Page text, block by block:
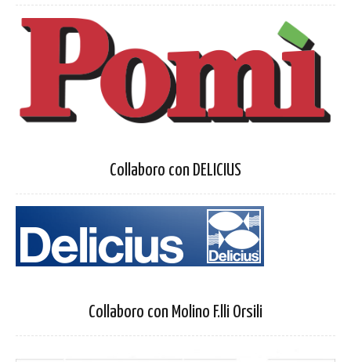
Collaboro con DELICIUS
Collaboro con Molino F.lli Orsili